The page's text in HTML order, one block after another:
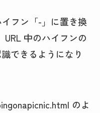
フン「-」に置き換
URL 中のハイフンの
できるようになり
のよ